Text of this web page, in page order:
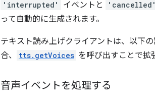
'interrupted' イベントと 'cancelled'
って自動的に生成されます。
テキスト読み上げクライアントは、以下
合、
tts.getVoices を呼び出すことで拡
音声イベントを処理する